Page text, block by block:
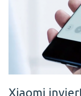
Xiaomi